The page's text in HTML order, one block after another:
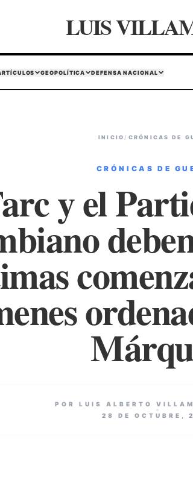
LUIS
GEOPOLÍTICA DEFENSA NACIONAL
INICIO / CRÓNICAS DE
CRÓNICAS DE
y el
POR LUIS ALBERTO
28 DE OCTUBRE,